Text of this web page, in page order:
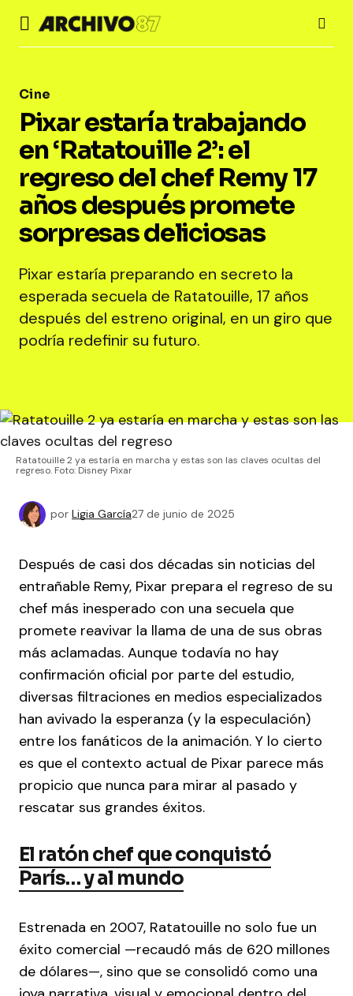
Cine
Pixar estaría trabajando
en ‘Ratatouille 2’: el
regreso del chef Remy 17
años después promete
sorpresas deliciosas
Pixar estaría preparando en secreto la
esperada secuela de Ratatouille, 17 años
después del estreno original, en un giro que
podría redefinir su futuro.
Ratatouille 2 ya estaría en marcha y estas son las claves ocultas del
regreso. Foto: Disney Pixar
por Ligia García27 de junio de 2025
Después de casi dos décadas sin noticias del
entrañable Remy, Pixar prepara el regreso de su
chef más inesperado con una secuela que
promete reavivar la llama de una de sus obras
más aclamadas. Aunque todavía no hay
confirmación oficial por parte del estudio,
diversas filtraciones en medios especializados
han avivado la esperanza (y la especulación)
entre los fanáticos de la animación. Y lo cierto
es que el contexto actual de Pixar parece más
propicio que nunca para mirar al pasado y
rescatar sus grandes éxitos.
El ratón chef que conquistó
París… y al mundo
Estrenada en 2007, Ratatouille no solo fue un
éxito comercial —recaudó más de 620 millones
de dólares—, sino que se consolidó como una